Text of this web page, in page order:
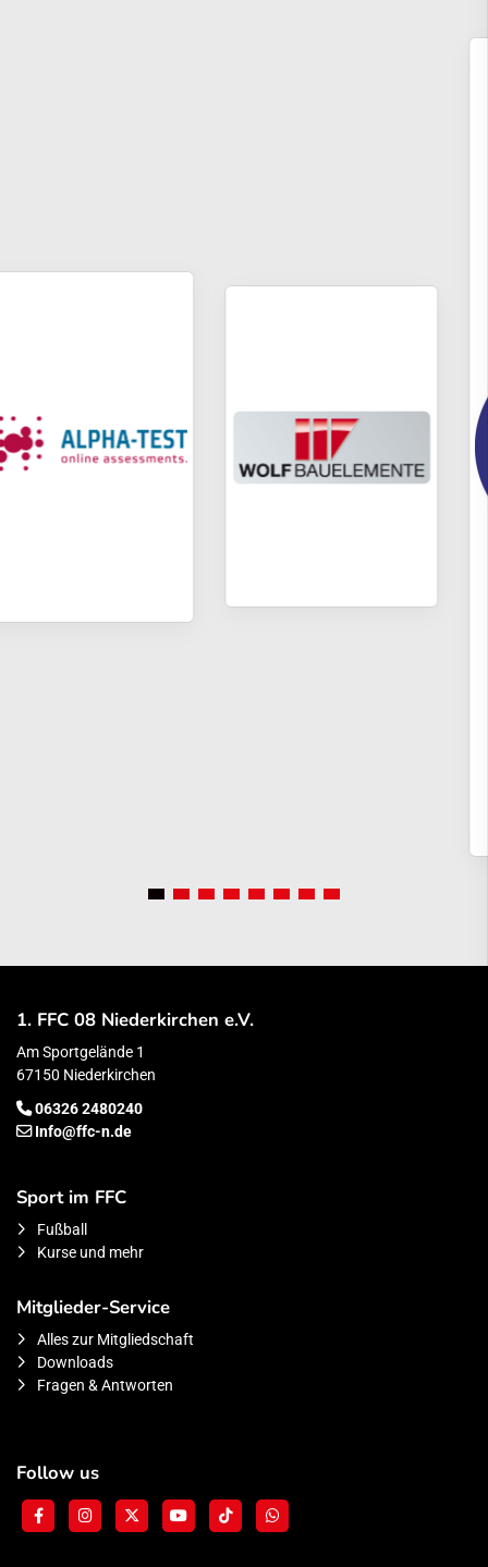
1. FFC 08 Niederkirchen e.V.
Am Sportgelände 1
67150 Niederkirchen
06326 2480240
Info@ffc-n.de
Sport im FFC
Fußball
Kurse und mehr
Mitglieder-Service
Alles zur Mitgliedschaft
Downloads
Fragen & Antworten
Follow us